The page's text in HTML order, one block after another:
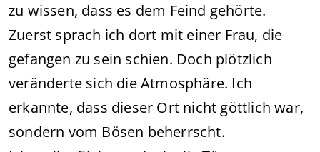
zu wissen, dass es dem Feind gehörte.
Zuerst sprach ich dort mit einer Frau, die
gefangen zu sein schien. Doch plötzlich
veränderte sich die Atmosphäre. Ich
erkannte, dass dieser Ort nicht göttlich war,
sondern vom Bösen beherrscht.